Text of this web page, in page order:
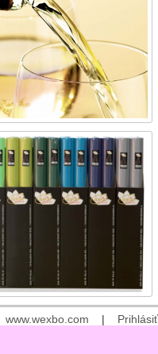
www.wexbo.com | Prihlásiť